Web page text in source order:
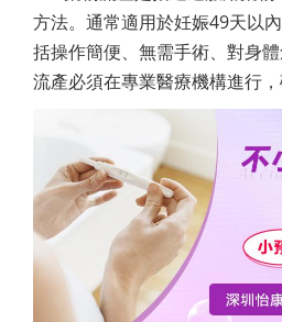
方法。通常適用於妊娠49天以
括操作簡便、無需手術、對身
流產必須在專業醫療機構進行，